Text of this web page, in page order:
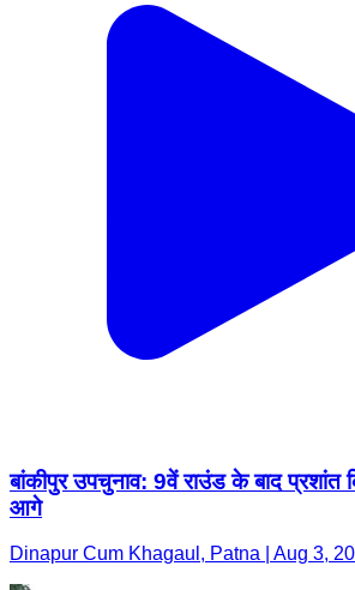
बांकीपुर उपचुनाव: 9वें राउंड के बाद प्रशांत
आगे
Dinapur Cum Khagaul, Patna | Aug 3,